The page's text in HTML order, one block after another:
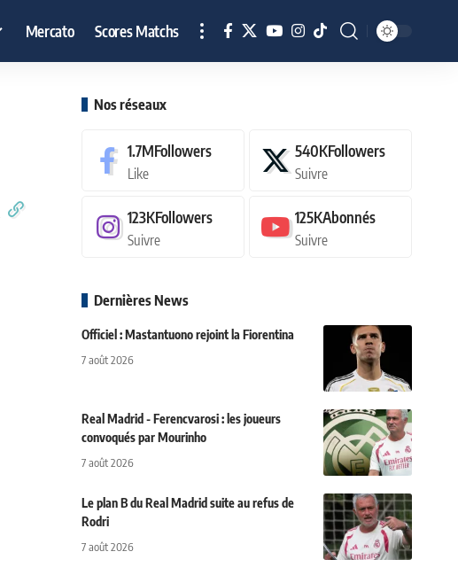
Mercato Scores Matchs
Nos réseaux
1.7MFollowers
Like
540KFollowers
Suivre
123KFollowers
Suivre
125KAbonnés
Suivre
Dernières News
Officiel : Mastantuono rejoint la Fiorentina
7 août 2026
Real Madrid - Ferencvarosi : les joueurs
convoqués par Mourinho
7 août 2026
Le plan B du Real Madrid suite au refus de
Rodri
7 août 2026